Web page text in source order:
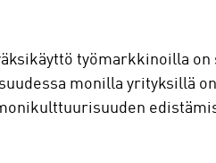
työmarkkinoilla on
monilla yrityksillä